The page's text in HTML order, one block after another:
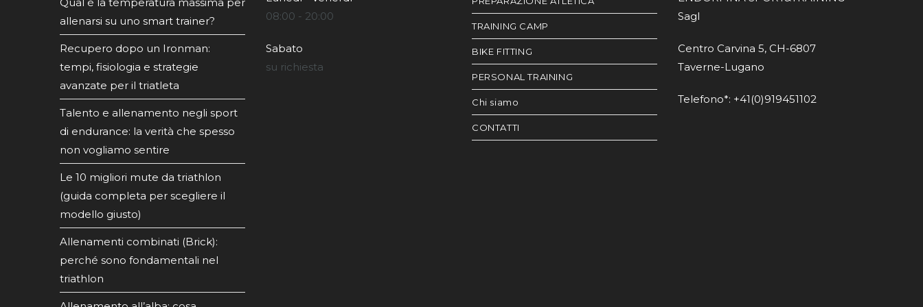
allenarsi su uno smart trainer?
Recupero dopo un Ironman:
tempi, fisiologia e strategie
avanzate per il triatleta
Talento e allenamento negli sport
di endurance: la verità che spesso
non vogliamo sentire
Le 10 migliori mute da triathlon
(guida completa per scegliere il
modello giusto)
Allenamenti combinati (Brick):
perché sono fondamentali nel
triathlon
08:00 - 20:00
Sabato
su richiesta
TRAINING CAMP
BIKE FITTING
PERSONAL TRAINING
Chi siamo
CONTATTI
Sagl
Centro Carvina 5, CH-6807
Taverne-Lugano
Telefono*: +41(0)919451102